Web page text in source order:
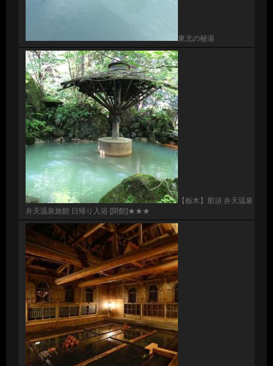
東北の秘湯
【栃木】那須 弁天温泉
弁天温泉旅館 日帰り入浴 [閉館]★★★